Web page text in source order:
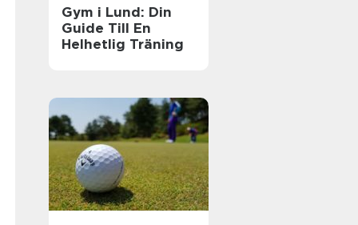
Gym i Lund: Din
Guide Till En
Helhetlig Träning